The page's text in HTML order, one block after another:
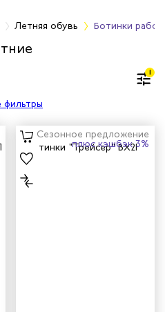
Летняя обувь Ботинки
1
фильтры
Сезонное предложение
плюс кэшбэк 3%